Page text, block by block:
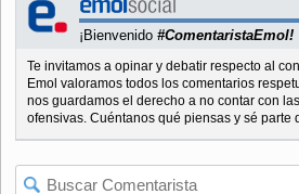
¡Bienvenido #ComentaristaEmol!
Te invitamos a opinar y debatir respecto al
Emol valoramos todos los comentarios
nos guardamos el derecho a no contar con
ofensivas. Cuéntanos qué piensas y sé parte